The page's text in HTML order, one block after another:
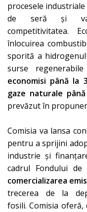
procesele industriale
de seră și va
competitivitatea.
înlocuirea
sporită a
surse
economisi până la
gaze naturale
prevăzut în
Comisia va lansa
pentru a sprijini
industrie și
cadrul Fondului de
comercializarea
trecerea de la
fosili. Comisia oferă,